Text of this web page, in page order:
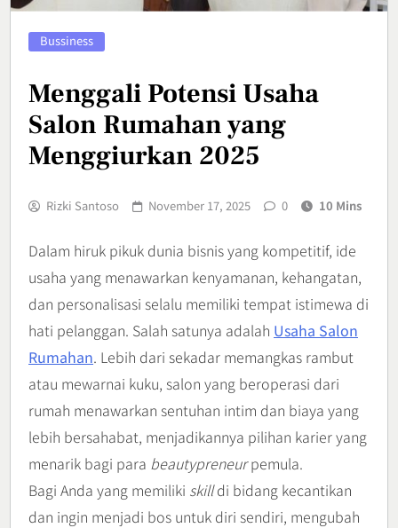
Bussiness
Menggali Potensi Usaha
Salon Rumahan yang
Menggiurkan 2025
Rizki Santoso November 17, 2025 0 10 Mins
Dalam hiruk pikuk dunia bisnis yang kompetitif, ide
usaha yang menawarkan kenyamanan, kehangatan,
dan personalisasi selalu memiliki tempat istimewa di
hati pelanggan. Salah satunya adalah Usaha Salon
Rumahan. Lebih dari sekadar memangkas rambut
atau mewarnai kuku, salon yang beroperasi dari
rumah menawarkan sentuhan intim dan biaya yang
lebih bersahabat, menjadikannya pilihan karier yang
menarik bagi para beautypreneurpemula.
Bagi Anda yang memiliki skilldi bidang kecantikan
dan ingin menjadi bos untuk diri sendiri, mengubah